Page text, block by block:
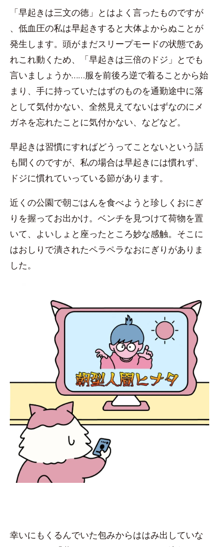
「早起きは三文の徳」とはよく言ったものですが
、低血圧の私は早起きすると大体よからぬことが
発生します。頭がまだスリープモードの状態であ
れこれ動くため、「早起きは三倍のドジ」とでも
言いましょうか……服を前後ろ逆で着ることから始
まり、手に持っていたはずのものを通勤途中に落
として気付かない、全然見えてないはずなのにメ
ガネを忘れたことに気付かない、などなど。
早起きは習慣にすればどうってことないという話
も聞くのですが、私の場合は早起きには慣れず、
ドジに慣れていっている節があります。
近くの公園で朝ごはんを食べようと珍しくおにぎ
りを握ってお出かけ。ベンチを見つけて荷物を置
いて、よいしょと座ったところ妙な感触。そこに
はおしりで潰されたペラペラなおにぎりがありま
した。
幸いにもくるんでいた包みからははみ出していな